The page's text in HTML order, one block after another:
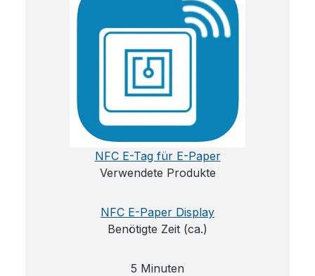
NFC E-Tag für E-Paper
Verwendete Produkte
NFC E-Paper Display
Benötigte Zeit (ca.)
5 Minuten